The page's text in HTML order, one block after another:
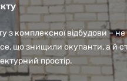
з комплексної відбудови –
що знищили окупанти, а й
простір.